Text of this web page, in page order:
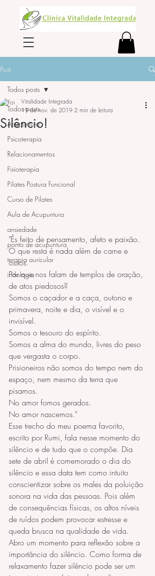
Post
Todos posts
Acupuntura
Psicoterapia
Relacionamentos
Fisioterapia
Pilates Postura Funcional
Curso de Pilates
Aula de Acupuntura
ansiedade
ponto de acupuntura
terapia auricular
iridologia
Todos posts
Silêncio!
Vitalidade Integrada
19 de nov. de 2019 2 min de leitura
"És feito de pensamento, afeto e paixão.
O que resta é nada além de carne e
ossos.
Por que nos falam de templos de oração,
de atos piedosos?
Somos o caçador e a caça, outono e
primavera, noite e dia, o visível e o
invisível.
Somos o tesouro do espírito.
Somos a alma do mundo, livres do peso
que vergasta o corpo.
Prisioneiros não somos do tempo nem do
espaço, nem mesmo da terra que
pisamos.
No amor fomos gerados.
No amor nascemos."
Esse trecho do meu poema favorito,
escrito por Rumi, fala nesse momento do
silêncio e de tudo que o compõe. Dia
sete de abril é comemorado o dia do
silêncio e essa data tem como intuito
conscientizar sobre os males da poluição
sonora na vida das pessoas. Pois além
de consequências físicas, os altos níveis
de ruídos podem provocar estresse e
queda brusca na qualidade de vida.
Abro um momento para reflexão sobre a
importância do silêncio. Como forma de
relaxamento fazer silêncio pode ser um